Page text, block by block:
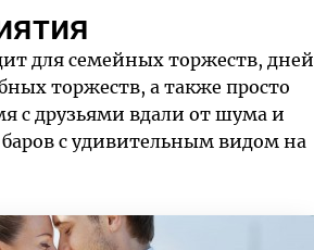
для семейных торжеств, дней
торжеств, а также просто
с друзьями вдали от шума и
с удивительным видом на